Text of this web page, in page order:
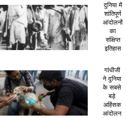
दुनिया में
शांतिपूर्ण
आंदोलनों
का
संक्षिप्त
इतिहास
गांधीजी
ने दुनिया
के सबसे
बड़े
अहिंसक
आंदोलन